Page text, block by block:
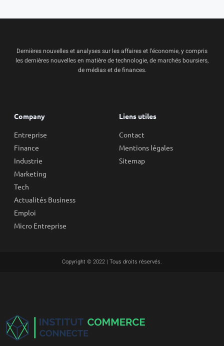
Dernières nouvelles et analyses sur les affaires et l’économie, y compris
les dernières nouvelles en matière de technologie, de marchés boursiers,
de médias et de finances.
Company
Entreprise
Finance
Industrie
Marketing
Tech
Actualités Business
Emploi
Micro Entreprise
Liens utiles
Contact
Mentions légales
Sitemap
Copyright © 2022 | Tous droits réservés.